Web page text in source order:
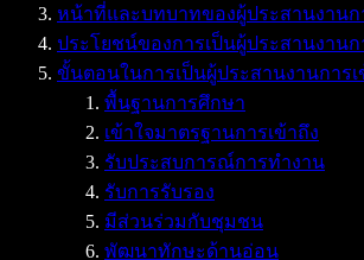
หน้าที่และบทบาทของผู้ประสานงานก
ประโยชน์ของการเป็นผู้ประสานงานก
ขั้นตอนในการเป็นผู้ประสานงานการเ
พื้นฐานการศึกษา
เข้าใจมาตรฐานการเข้าถึง
รับประสบการณ์การทำงาน
รับการรับรอง
มีส่วนร่วมกับชุมชน
พัฒนาทักษะด้านอ่อน